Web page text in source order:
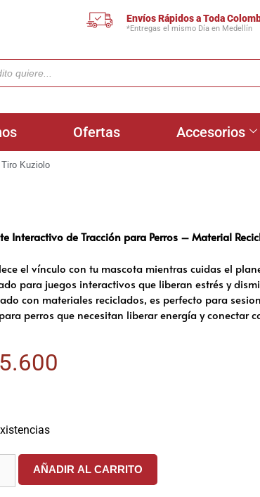
Envíos Rápidos a Toda
*Entregas el mismo Día en Medellín
Ofertas Accesorios
Kuziolo
Interactivo de Tracción para Perros – Material
el vínculo con tu mascota mientras cuidas el
para juegos interactivos que liberan estrés y
con materiales reciclados, es perfecto para
perros que necesitan liberar energía y conectar
AÑADIR AL CARRITO